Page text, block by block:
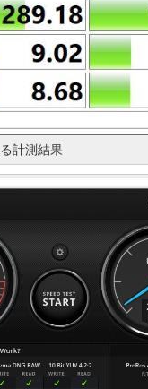
計測結果